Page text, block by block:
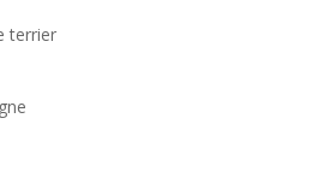
terrier